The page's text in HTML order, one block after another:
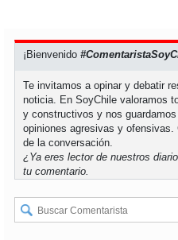
¡Bienvenido
Te invitamos a opinar y debatir
noticia. En SoyChile valoramos
y constructivos y nos
opiniones agresivas y
de la conversación.
¿Ya eres lector de nuestros
tu comentario.